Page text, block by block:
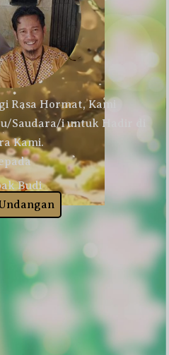
Rasa Hormat, Kami
Saudara/i untuk Hadir di
Kami.
Budi